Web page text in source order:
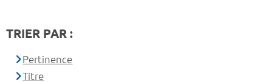
TRIER PAR :
Pertinence
Titre